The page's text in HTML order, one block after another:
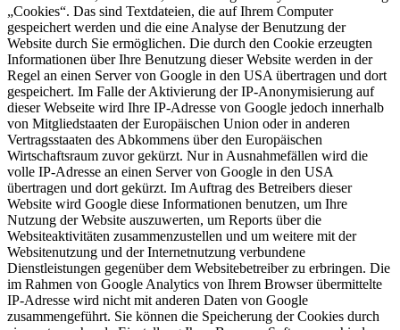
„Cookies“. Das sind Textdateien, die auf Ihrem Computer
gespeichert werden und die eine Analyse der Benutzung der
Website durch Sie ermöglichen. Die durch den Cookie erzeugten
Informationen über Ihre Benutzung dieser Website werden in der
Regel an einen Server von Google in den USA übertragen und dort
gespeichert. Im Falle der Aktivierung der IP-Anonymisierung auf
dieser Webseite wird Ihre IP-Adresse von Google jedoch innerhalb
von Mitgliedstaaten der Europäischen Union oder in anderen
Vertragsstaaten des Abkommens über den Europäischen
Wirtschaftsraum zuvor gekürzt. Nur in Ausnahmefällen wird die
volle IP-Adresse an einen Server von Google in den USA
übertragen und dort gekürzt. Im Auftrag des Betreibers dieser
Website wird Google diese Informationen benutzen, um Ihre
Nutzung der Website auszuwerten, um Reports über die
Websiteaktivitäten zusammenzustellen und um weitere mit der
Websitenutzung und der Internetnutzung verbundene
Dienstleistungen gegenüber dem Websitebetreiber zu erbringen. Die
im Rahmen von Google Analytics von Ihrem Browser übermittelte
IP-Adresse wird nicht mit anderen Daten von Google
zusammengeführt. Sie können die Speicherung der Cookies durch